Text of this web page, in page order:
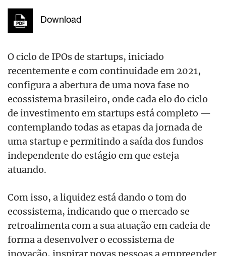
Download
O ciclo de IPOs de startups, iniciado
recentemente e com continuidade em 2021,
configura a abertura de uma nova fase no
ecossistema brasileiro, onde cada elo do ciclo
de investimento em startups está completo —
contemplando todas as etapas da jornada de
uma startup e permitindo a saída dos fundos
independente do estágio em que esteja
atuando.
Com isso, a liquidez está dando o tom do
ecossistema, indicando que o mercado se
retroalimenta com a sua atuação em cadeia de
forma a desenvolver o ecossistema de
inovação, inspirar novas pessoas a empreender